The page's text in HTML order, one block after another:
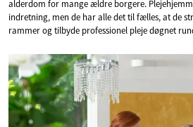
alderdom for mange ældre borgere.
indretning, men de har alle det til fælles, at de
rammer og tilbyde professionel pleje døgnet